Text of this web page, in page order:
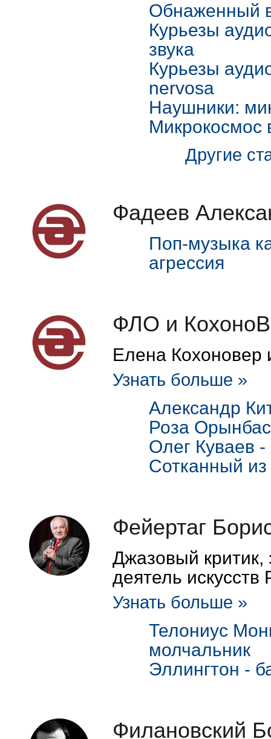
Обнаженный
Курьезы
звука
Курьезы
nervosa
Наушники:
Микрокосмос
Другие
Фадеев
Поп-музыка
агрессия
ФЛО и
Елена
Узнать больше »
Александр
Роза
Олег Куваев -
Сотканный
Фейертаг
Джазовый
деятель искусств
Узнать больше »
Телониус
молчальник
Эллингтон -
Филановский